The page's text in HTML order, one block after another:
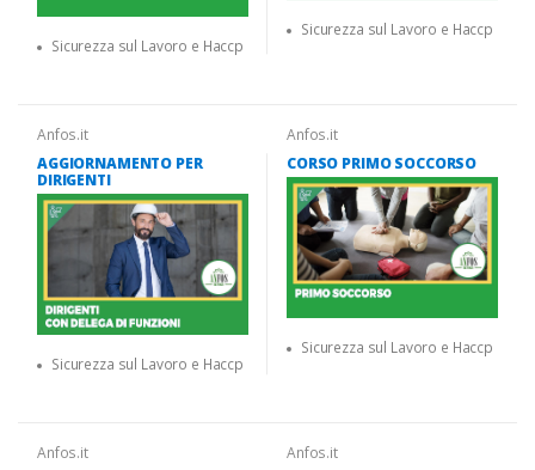
Sicurezza sul Lavoro e Haccp
Sicurezza sul Lavoro e Haccp
Anfos.it
AGGIORNAMENTO PER
DIRIGENTI
Sicurezza sul Lavoro e Haccp
Anfos.it
CORSO PRIMO SOCCORSO
Sicurezza sul Lavoro e Haccp
Anfos.it
Anfos.it